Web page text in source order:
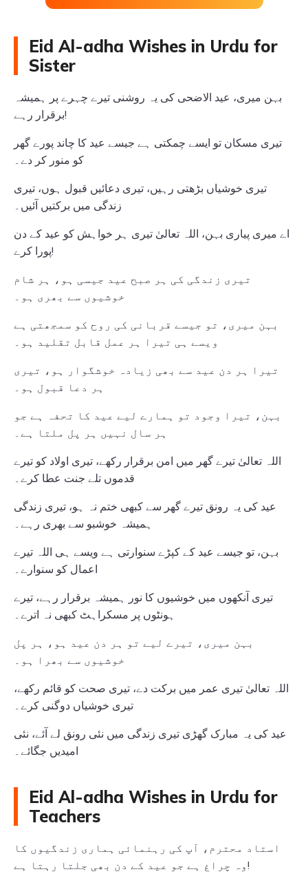
Eid Al-adha Wishes in Urdu for
Sister
بہن میری، عید الاضحی کی یہ روشنی تیرے چہرے پر ہمیشہ
برقرار رہے!
تیری مسکان تو ایسے چمکتی ہے جیسے عید کا چاند پورے گھر
کو منور کر دے۔
تیری خوشیاں بڑھتی رہیں، تیری دعائیں قبول ہوں، تیری
زندگی میں برکتیں آئیں۔
اے میری پیاری بہن، اللہ تعالیٰ تیری ہر خواہش کو عید کے دن
پورا کرے!
تیری زندگی کی ہر صبح عید جیسی ہو، ہر شام
خوشیوں سے بھری ہو۔
بہن میری، تو جیسے قربانی کی روح کو سمجھتی ہے
ویسے ہی تیرا ہر عمل قابل تقلید ہو۔
تیرا ہر دن عید سے بھی زیادہ خوشگوار ہو، تیری
ہر دعا قبول ہو۔
بہن، تیرا وجود تو ہمارے لیے عید کا تحفہ ہے جو
ہر سال نہیں ہر پل ملتا ہے۔
اللہ تعالیٰ تیرے گھر میں امن برقرار رکھے، تیری اولاد کو تیرے
قدموں تلے جنت عطا کرے۔
عید کی یہ رونق تیرے گھر سے کبھی ختم نہ ہو، تیری زندگی
ہمیشہ خوشبو سے بھری رہے۔
بہن، تو جیسے عید کے کپڑے سنوارتی ہے ویسے ہی اللہ تیرے
اعمال کو سنوارے۔
تیری آنکھوں میں خوشیوں کا نور ہمیشہ برقرار رہے، تیرے
ہونٹوں پر مسکراہٹ کبھی نہ اترے۔
بہن میری، تیرے لیے تو ہر دن عید ہو، ہر پل
خوشیوں سے بھرا ہو۔
اللہ تعالیٰ تیری عمر میں برکت دے، تیری صحت کو قائم رکھے،
تیری خوشیاں دوگنی کرے۔
عید کی یہ مبارک گھڑی تیری زندگی میں نئی رونق لے آئے، نئی
امیدیں جگائے۔
Eid Al-adha Wishes in Urdu for
Teachers
استاد محترم، آپ کی رہنمائی ہماری زندگیوں کا
وہ چراغ ہے جو عید کے دن بھی جلتا رہتا ہے!